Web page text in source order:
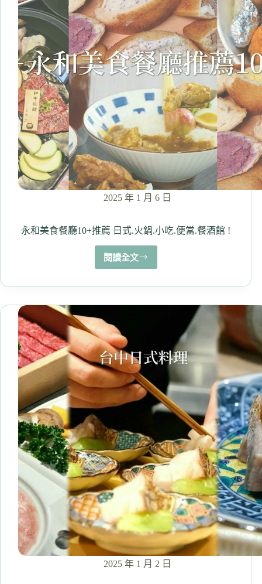
7
家
推
薦！
美
式
午
餐/
美
式
餐
酒
館
2025 年 1 月 6 日
永和美食餐廳10+推薦 日式.火鍋.小吃.便當.餐酒館 !
閱讀全文
永
美
10+推
薦
日
式.
火
鍋.
便
當.
餐
酒
館
!
2025 年 1 月 2 日